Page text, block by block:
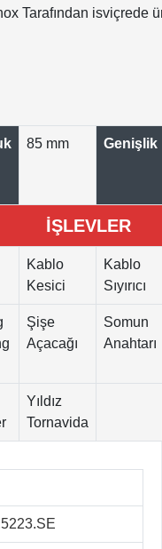
Tarafından isviçrede
85 mm Genişlik
İŞLEVLER
Kablo
Kesici
Kablo
Sıyırıcı
Şişe
Açacağı
Somun
Anahtarı
Yıldız
Tornavida